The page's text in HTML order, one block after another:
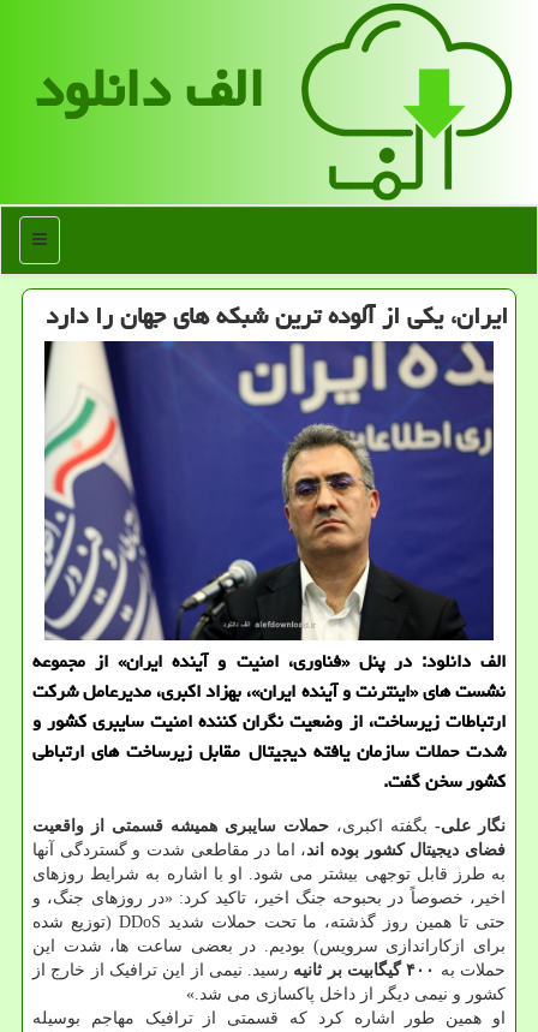
الف دانلود
منو
ایران، یکی از آلوده ترین شبکه های جهان را دارد
الف دانلود: در پنل «فناوری، امنیت و آینده ایران» از مجموعه
نشست های «اینترنت و آینده ایران»، بهزاد اکبری، مدیرعامل شرکت
ارتباطات زیرساخت، از وضعیت نگران کننده امنیت سایبری کشور و
شدت حملات سازمان یافته دیجیتال مقابل زیرساخت های ارتباطی
کشور سخن گفت.
نگار علی- بگفته اکبری، حملات سایبری همیشه قسمتی از واقعیت
فضای دیجیتال کشور بوده اند، اما در مقاطعی شدت و گستردگی آنها
به طرز قابل توجهی بیشتر می شود. او با اشاره به شرایط روزهای
اخیر، خصوصاً در بحبوحه جنگ اخیر، تاکید کرد: «در روزهای جنگ، و
حتی تا همین روز گذشته، ما تحت حملات شدید DDoS (توزیع شده
برای ازکاراندازی سرویس) بودیم. در بعضی ساعت ها، شدت این
حملات به ۴۰۰ گیگابیت بر ثانیه
رسید. نیمی از این ترافیک از خارج از
کشور و نیمی دیگر از داخل پاکسازی می شد.»
او همین طور اشاره کرد که قسمتی از ترافیک مهاجم بوسیله